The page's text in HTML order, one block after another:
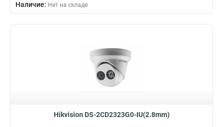
Наличие: Нет на складе
Hikvision DS-2CD2323G0-IU(2.8mm)